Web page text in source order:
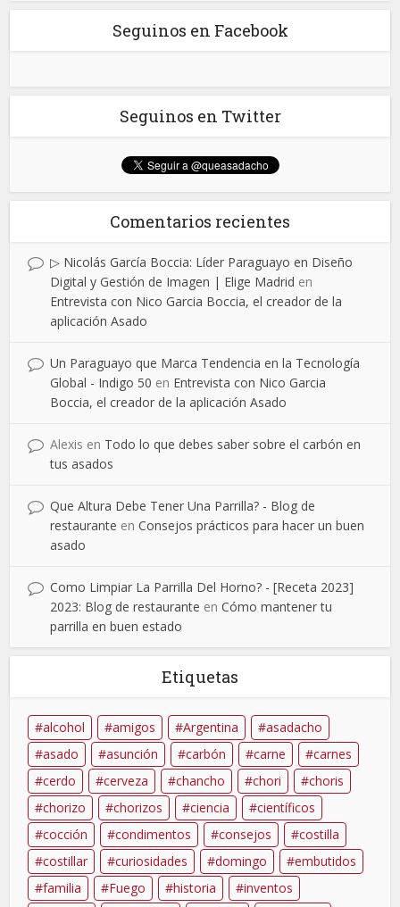
Seguinos en Facebook
Seguinos en Twitter
Comentarios recientes
▷ Nicolás García Boccia: Líder Paraguayo en Diseño
Digital y Gestión de Imagen | Elige Madrid en
Entrevista con Nico Garcia Boccia, el creador de la
aplicación Asado
Un Paraguayo que Marca Tendencia en la Tecnología
Global - Indigo 50 en Entrevista con Nico Garcia
Boccia, el creador de la aplicación Asado
Alexis en Todo lo que debes saber sobre el carbón en
tus asados
Que Altura Debe Tener Una Parrilla? - Blog de
restaurante enConsejos prácticos para hacer un buen
asado
Como Limpiar La Parrilla Del Horno? - [Receta 2023]
2023: Blog de restaurante enCómo mantener tu
parrilla en buen estado
Etiquetas
alcohol amigos Argentina
asadacho
asado
asunción carbón carne
carnes
cerdo
cerveza chancho chori
choris
chorizo
chorizos ciencia
científicos
cocción
condimentos consejos
costilla
costillar
curiosidades domingo
embutidos
familia
Fuego historia
inventos